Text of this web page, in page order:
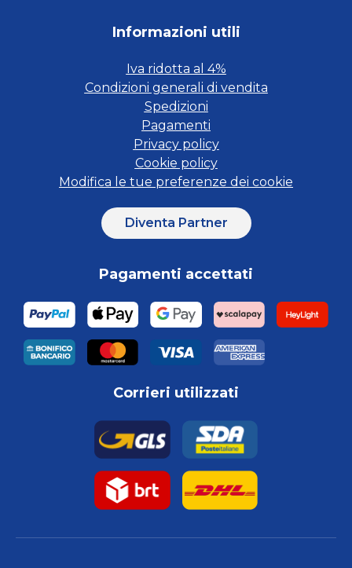
Informazioni utili
Iva ridotta al 4%
Condizioni generali di vendita
Spedizioni
Pagamenti
Privacy policy
Cookie policy
Modifica le tue preferenze dei cookie
Diventa Partner
Pagamenti accettati
Corrieri utilizzati